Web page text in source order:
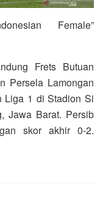
Female”
Frets Butuan
Persela Lamongan
Liga 1 di Stadion Si
Jawa Barat. Persib
skor akhir 0-2.